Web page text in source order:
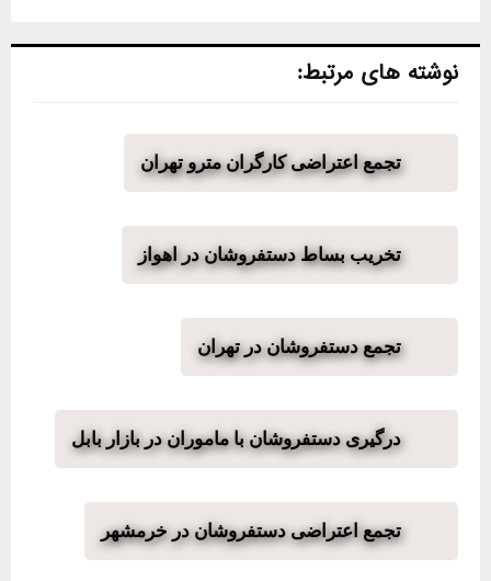
نوشته های مرتبط:
تجمع اعتراضی کارگران مترو تهران
تخریب بساط دستفروشان در اهواز
تجمع دستفروشان در تهران
درگیری دستفروشان با ماموران در بازار بابل
تجمع اعتراضی دستفروشان در خرمشهر